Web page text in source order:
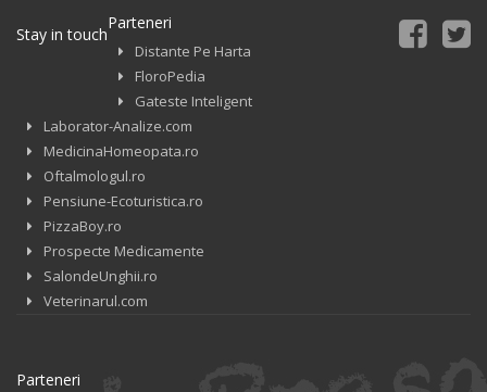
Stay in touch
Parteneri
Distante Pe Harta
FloroPedia
Gateste Inteligent
Laborator-Analize.com
MedicinaHomeopata.ro
Oftalmologul.ro
Pensiune-Ecoturistica.ro
PizzaBoy.ro
Prospecte Medicamente
SalondeUnghii.ro
Veterinarul.com
Parteneri